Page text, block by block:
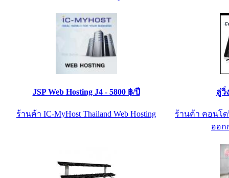
JSP Web Hosting J4 - 5800 ฿/ปี
ร้านค้า IC-MyHost Thailand Web Hosting
ลู่วิ่
ร้านค้า คอนโด
ออก